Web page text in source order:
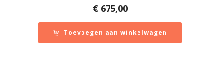
€675,00
Toevoegen aan winkelwagen